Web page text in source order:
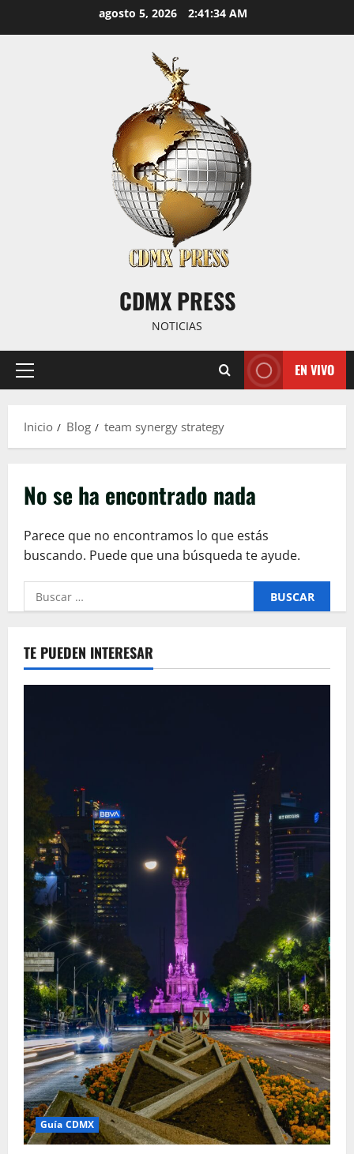
agosto 5, 2026 2:41:35 AM
CDMX PRESS
NOTICIAS
Menú
EN VIVO
Inicio Blog team synergy strategy
No se ha encontrado nada
Parece que no encontramos lo que estás
buscando. Puede que una búsqueda te ayude.
Buscar:
TE PUEDEN INTERESAR
Guía CDMX